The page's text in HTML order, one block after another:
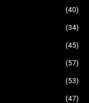
(40)
(34)
(45)
(57)
(53)
(47)